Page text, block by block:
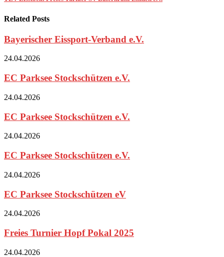
Related Posts
Bayerischer Eissport-Verband e.V.
24.04.2026
EC Parksee Stockschützen e.V.
24.04.2026
EC Parksee Stockschützen e.V.
24.04.2026
EC Parksee Stockschützen e.V.
24.04.2026
EC Parksee Stockschützen eV
24.04.2026
Freies Turnier Hopf Pokal 2025
24.04.2026